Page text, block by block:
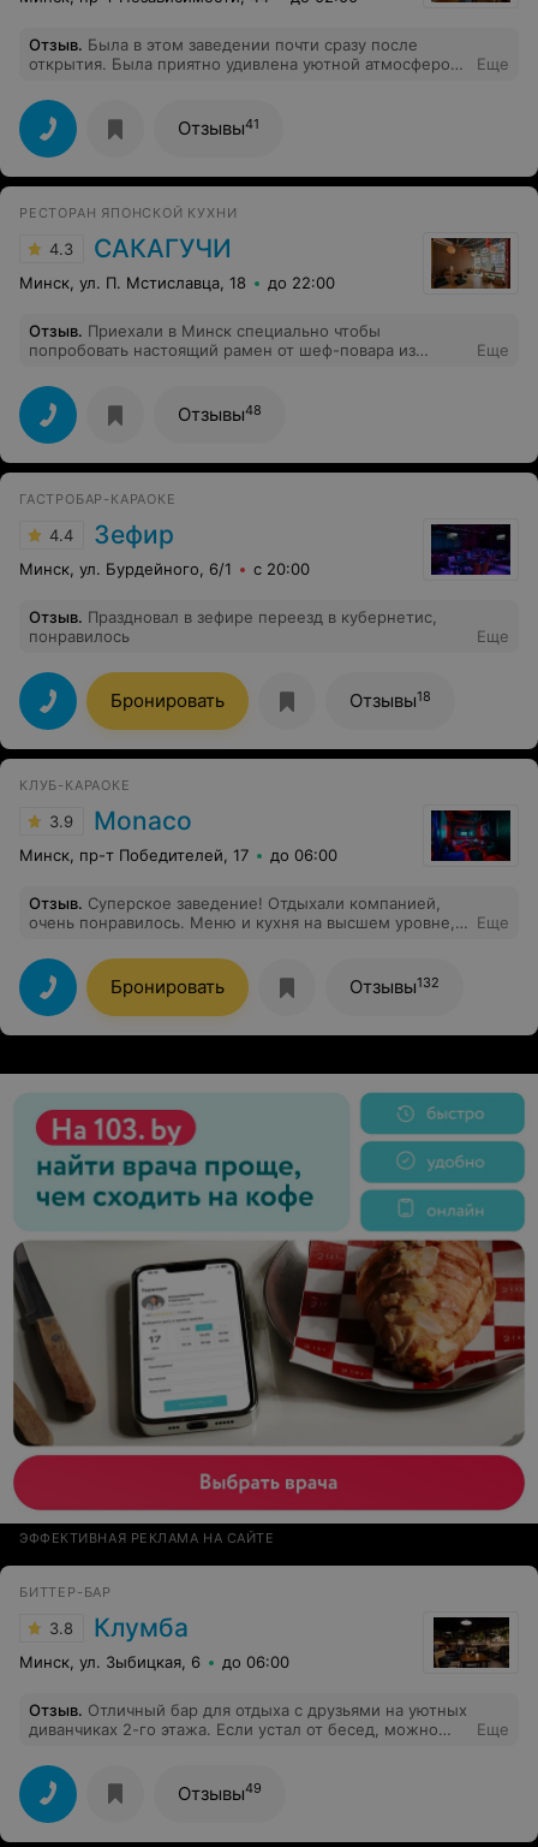
Отзыв. Была в этом заведении почти сразу после
открытия. Была приятно удивлена уютной атмосферой.
хорошо сплавляется со своей робототехники,
отзывчивые и улыбающиеся люди ) Помогли подобрать
кальян и подсказали по меню. Место в которое
хочется вернуться ещё раз))
Еще
Отзывы41
РЕСТОРАН ЯПОНСКОЙ КУХНИ
4.3 САКАГУЧИ
Минск, ул. П. Мстиславца, 18 до 22:00
Отзыв. Приехали в Минск специально чтобы
попробовать настоящий рамен от шеф-повара из
еще раз
Еще
Отзывы48
ГАСТРОБАР-КАРАОКЕ
4.4 Зефир
Минск, ул. Бурдейного, 6/1 с 20:00
Отзыв. Праздновал в зефире переезд в кубернетис,
понравилось
Еще
Бронировать Отзывы18
КЛУБ-КАРАОКЕ
3.9 Monaco
Минск, пр-т Победителей, 17 до 06:00
Отзыв. Суперское заведение! Отдыхали компанией,
очень понравилось. Меню и кухня на высшем уровне,
и профессионально выполняют свою работу,
отдельное спасибо девочке обслуживающая наш
столик Сабине! Спасибо звукачу Алексею понравилось
качество звука его вежливость и подход к работе. И
главное огромное спасибо администратору Виталию
постоянными клиентами Монако!!! Всем рекомендуем!
Бомба, пушка!!!)))
Еще
Бронировать Отзывы132
ЭФФЕКТИВНАЯ РЕКЛАМА НА САЙТЕ
БИТТЕР-БАР
3.8 Клумба
Минск, ул. Зыбицкая, 6 до 06:00
Отзыв. Отличный бар для отдыха с друзьями на уютных
диванчиках 2-го этажа. Если устал от бесед, можно
очень отзывчивый и добрый. Клумбургер получился
зачетный, с сочной прожаркой мяса. Сверчков
попробовали, блюдо на один раз, но пробовать стоит.
В общем, рекомендую
Еще
Отзывы49